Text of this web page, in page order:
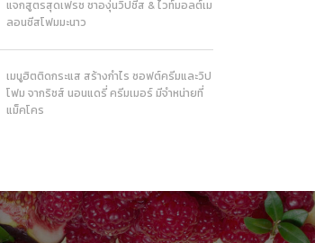
แจกสูตรสุดเฟรช ชาองุ่นวิปชีส & ไวท์มอลต์เม
ลอนชีสโฟมมะนาว
เมนูฮิตติดกระแส สร้างกำไร ซอฟต์ครีมและวิป
โฟม จากริชส์ นอนแดรี่ ครีมเมอร์ มีจำหน่ายที่
แม็คโคร